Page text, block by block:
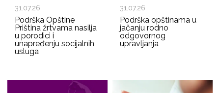
31.07.26
Podrška Opštine
Priština žrtvama nasilja
u porodici i
unapređenju socijalnih
usluga
31.07.26
Podrška opštinama u
jačanju rodno
odgovornog
upravljanja